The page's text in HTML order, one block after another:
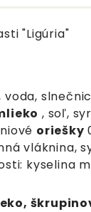
"Ligúria"
voda,
, soľ,
oriešky
vláknina,
kyselina